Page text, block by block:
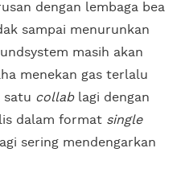
dengan lembaga bea
sampai menurunkan
masih akan
menekan gas terlalu
satu collablagi dengan
dalam format single
sering mendengarkan